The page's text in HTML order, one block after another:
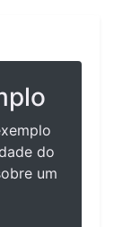
do
um